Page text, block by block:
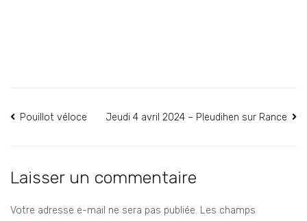
Navigation
l’article
Pouillot véloce Jeudi 4 avril 2024 – Pleudihen sur Rance
Laisser un commentaire
Votre adresse e-mail ne sera pas publiée. Les champs